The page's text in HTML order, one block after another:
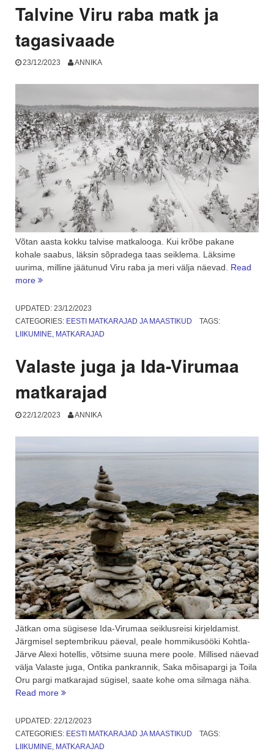
Talvine Viru raba matk ja
tagasivaade
23/12/2023 ANNIKA
Võtan aasta kokku talvise matkalooga. Kui krõbe pakane
kohale saabus, läksin sõpradega taas seiklema. Läksime
uurima, milline jäätunud Viru raba ja meri välja näevad. Read
more “Talvine
raba
matk
ja
UPDATED: 23/12/2023
CATEGORIES: EESTI MATKARAJAD JA MAASTIKUD
TAGS:
LIIKUMINE, MATKARAJAD
Valaste juga ja Ida-Virumaa
matkarajad
22/12/2023 ANNIKA
Jätkan oma sügisese Ida-Virumaa seiklusreisi kirjeldamist.
Järgmisel septembrikuu päeval, peale hommikusööki Kohtla-
Järve Alexi hotellis, võtsime suuna mere poole. Millised näevad
välja Valaste juga, Ontika pankrannik, Saka mõisapargi ja Toila
Oru pargi matkarajad sügisel, saate kohe oma silmaga näha.
Read more “Valaste
ja
Ida-
Virumaa
UPDATED: 22/12/2023
CATEGORIES: EESTI MATKARAJAD JA MAASTIKUD
TAGS:
LIIKUMINE, MATKARAJAD